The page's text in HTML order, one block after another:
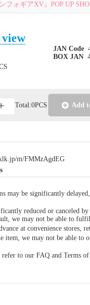
フォギアXV』POP UP
JAN Code
BOX JAN
Total:0PCS Add
m/FMMzAgdEG
may be significantly
reduced or canceled
we may not be able to
at convenience stores,
we may not be able to
to our FAQ and Terms of